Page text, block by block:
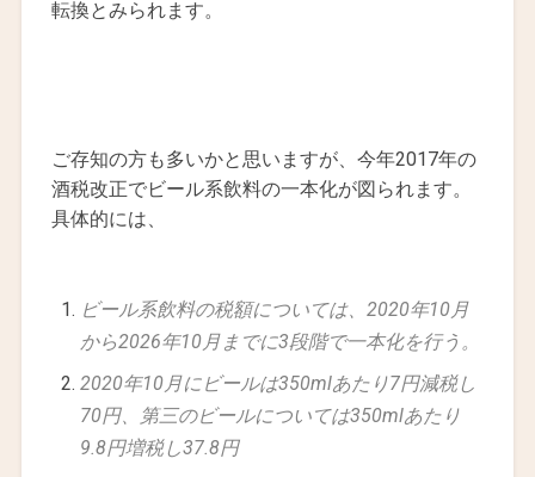
転換とみられます。
ご存知の方も多いかと思いますが、今年2017年の
酒税改正でビール系飲料の一本化が図られます。
具体的には、
ビール系飲料の税額については、2020年10月
から2026年10月までに3段階で一本化を行う。
2020年10月にビールは350mlあたり7円減税し
70円、第三のビールについては350mlあたり
9.8円増税し37.8円